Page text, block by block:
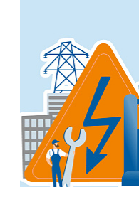
Заказать обратный
Корпоративным